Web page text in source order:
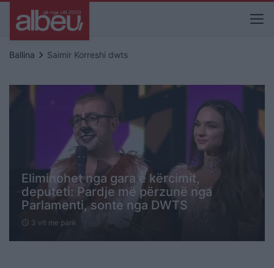
Ballina keyboard_arrow_right Saimir Korreshi dwts
Eliminohet nga gara e kërcimit,
deputeti: Pardje më përzunë nga
Parlamenti, sonte nga DWTS
schedule 3 vit me parë